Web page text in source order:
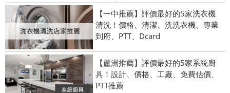
【一中推薦】評價最好的5家洗衣機
清洗！價格、清潔、洗洗衣機、專業
到府、PTT、Dcard
【蘆洲推薦】評價最好的5家系統廚
具！設計、價格、工廠、免費估價、
PTT推薦